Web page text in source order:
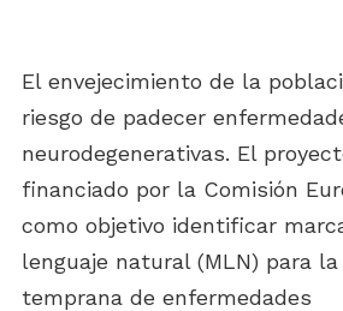
El envejecimiento de la
riesgo de padecer
neurodegenerativas. El
financiado por la Comisión
como objetivo identificar
lenguaje natural (MLN) para
temprana de enfermedades